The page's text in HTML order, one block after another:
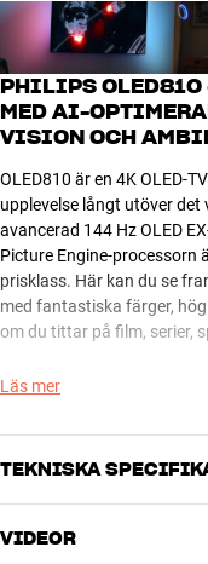
PHILIPS OLED810
MED AI-
VISION OCH
OLED810 är en 4K OLED-
upplevelse långt utöver
avancerad 144 Hz OLED
Picture Engine-
prisklass. Här kan du se
med fantastiska färger,
om du tittar på film, serier,
Pricken över i är det
färgskådespel som
har din TV placerad nära
kan du ställa in funktionen
Läs mer
TEKNISKA
VIDEOR